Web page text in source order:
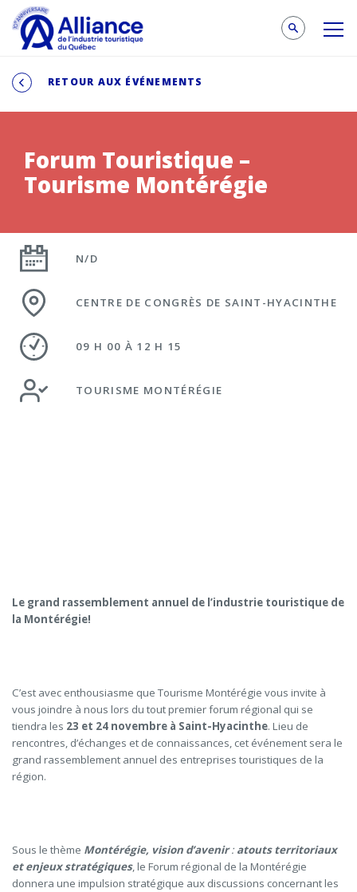
RETOUR AUX ÉVÉNEMENTS
Forum Touristique –
Tourisme Montérégie
N/D
CENTRE DE CONGRÈS DE SAINT-HYACINTHE
09 H 00 À 12 H 15
TOURISME MONTÉRÉGIE
Le grand rassemblement annuel de l’industrie touristique de
la Montérégie!
C’est avec enthousiasme que Tourisme Montérégie vous invite à
vous joindre à nous lors du tout premier forum régional qui se
tiendra les 23 et 24 novembre à Saint-Hyacinthe. Lieu de
rencontres, d’échanges et de connaissances, cet événement sera le
grand rassemblement annuel des entreprises touristiques de la
région.
Sous le thème Montérégie, vision d’avenir: atouts territoriaux
et enjeux stratégiques, le Forum régional de la Montérégie
donnera une impulsion stratégique aux discussions concernant les